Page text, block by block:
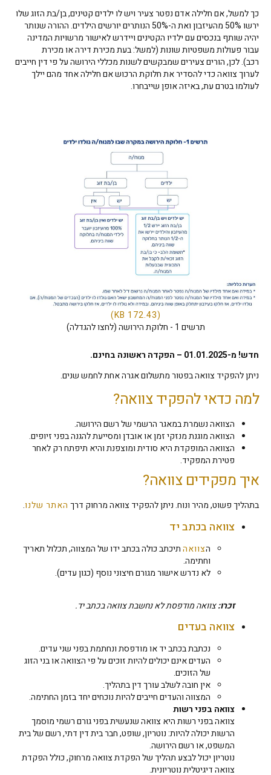
כך למשל, אם חלילה אדם נפטר צעיר ויש לו ילדים קטינים, בן/בת הזוג שלו
ירשו 50% מהעיזבון ואת ה-50% הנותרים יורשים הילדים. ההורה שנותר
יהיה שותף בנכסים עם ילדיו הקטינים ויידרש לאישור מרשויות המדינה
עבור פעולות משפטיות שונות (למשל: בעת מכירת דירה או מכירת
רכב). לכן, הורים צעירים שמבקשים לשנות מכללי הירושה על פי דין חייבים
לערוך צוואה כדי להסדיר את חלוקת הרכוש אם חלילה אחד מהם יילך
לעולמו בטרם עת, באיזה אופן שייבחרו.
תרשים 1 - חלוקת הירושה (לחצו להגדלה)
חדש! מ-01.01.2025 – הפקדה ראשונה בחינם.
ניתן להפקיד צוואה בפטור מתשלום אגרה אחת לחמש שנים.
למה כדאי להפקיד צוואה?
הצוואה נשמרת במאגר הרשמי של רשם הירושה.
הצוואה מוגנת מנזקי זמן או אובדן ומסייעת להגנה בפני זיופים.
הצוואה המופקדת היא סודית ומוצפנת והיא תיפתח רק לאחר
פטירת המפקיד.
איך מפקידים צוואה?
בתהליך פשוט, מהיר ונוח. ניתן להפקיד צוואה מרחוק דרךהאתר שלנו.
צוואה בכתב יד
צוואהתיכתב כולה בכתב ידו של המצווה, תכלול תאריך
וחתימה.
לא נדרש אישור מגורם חיצוני נוסף (כגון עדים).
זכרו:צוואה מודפסת לא נחשבת צוואה בכתב יד.
צוואה בעדים
נכתבת בכתב יד או מודפסת ונחתמת בפני שני עדים.
העדים אינם יכולים להיות זוכים על פי הצוואה או בני הזוג
של הזוכים.
אין חובה לשלב עורך דין בתהליך.
המצווה והעדים חייבים להיות נוכחים יחד בזמן החתימה.
צוואה בפני רשות
צוואה בפני רשות היא צוואה שנעשית בפני גורם רשמי מוסמך
הרשות יכולה להיות: נוטריון, שופט, חבר בית דין דתי, רשם של בית
המשפט, או רשם הירושה.
נוטריון יכול לבצע תהליך של הפקדת צוואה מרחוק, כולל הפקדת
צוואה דיגיטלית נוטריונית.